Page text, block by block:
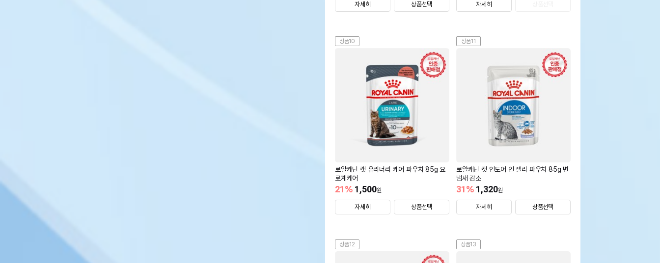
자세히 상품선택 자세히
상품10
로얄캐닌 캣 유리너리 케어 파우치 85g 요
로계케어
1,500원
21%
자세히 상품선택
상품11
로얄캐닌 캣 인도어 인 젤리 파우치 85g 변
냄새 감소
1,320원
31%
자세히 상품선택
상품12 상품13